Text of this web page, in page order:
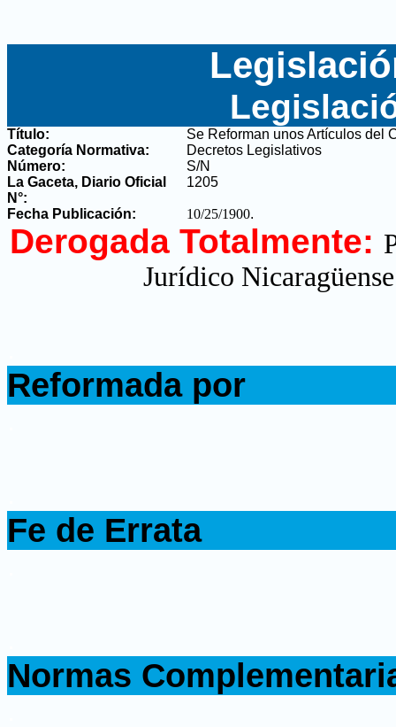
Título:
Se Reforman unos Artículos del
Categoría Normativa:
Decretos Legislativos
Número:
S/N
La Gaceta, Diario Oficial
N°:
1205
Fecha Publicación: 10/25/1900.
Derogada Totalmente:
Jurídico
Reformada por
Fe de Errata
Normas